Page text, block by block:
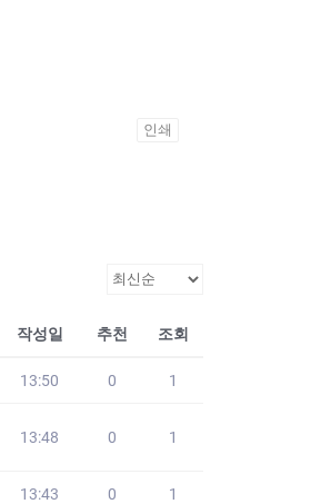
인쇄
작성일 추천 조회
13:50 0 1
13:48 0 1
13:43 0 1